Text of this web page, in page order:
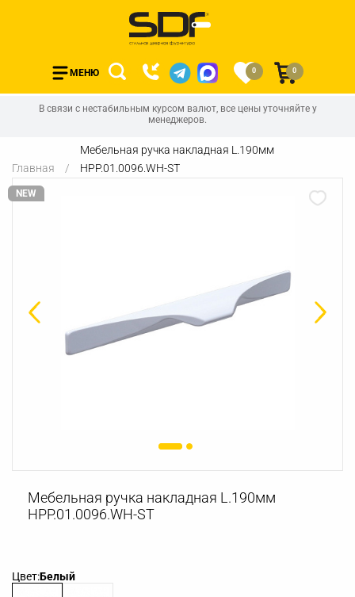
МЕНЮ 0 0
В связи с нестабильным курсом валют, все цены уточняйте у
менеджеров.
Главная
Мебельная ручка накладная L.190мм
HPP.01.0096.WH-ST
NEW
Мебельная ручка накладная L.190мм
HPP.01.0096.WH-ST
Цвет:Белый